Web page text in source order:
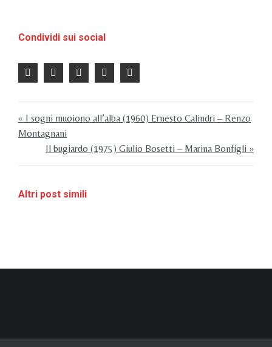
Condividi sui social
« I sogni muoiono all’alba (1960) Ernesto Calindri – Renzo
Montagnani
Il bugiardo (1975) Giulio Bosetti – Marina Bonfigli »
Altri post simili